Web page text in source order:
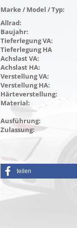
Marke / Model / Typ:
Allrad:
Baujahr:
Tieferlegung VA:
Tieferlegung HA
Achslast VA:
Achslast HA:
Verstellung VA:
Verstellung HA:
Härteverstellung:
Material:
Ausführung:
Zulassung:
teilen